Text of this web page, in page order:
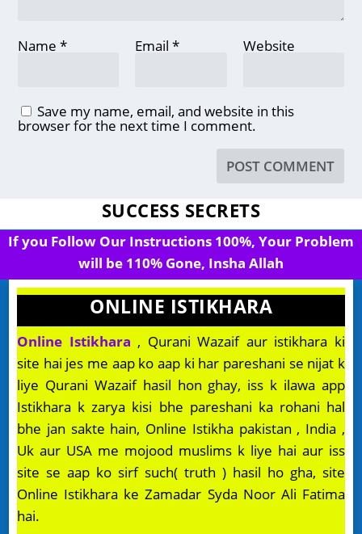
Name* Email * Website
Save my name, email, and website in this
browser for the next time I comment.
SUCCESS SECRETS
If you Follow Our Instructions 100%, Your Problem
will be 110% Gone, Insha Allah
ONLINE ISTIKHARA
Online Istikhara , Qurani Wazaif aur istikhara ki
site hai jes me aap ko aap ki har pareshani se nijat k
liye Qurani Wazaif hasil hon ghay, iss k ilawa app
Istikhara k zarya kisi bhe pareshani ka rohani hal
bhe jan sakte hain, Online Istikha pakistan , India ,
Uk aur USA me mojood muslims k liye hai aur iss
site se aap ko sirf such( truth ) hasil ho gha, site
Online Istikhara ke Zamadar Syda Noor Ali Fatima
hai.